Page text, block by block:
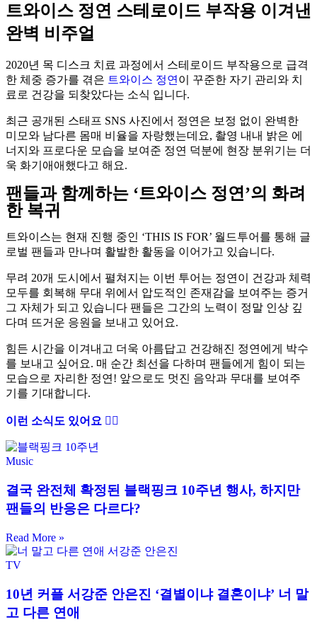
트와이스 정연 스테로이드 부작용 이겨낸
완벽 비주얼
2020년 목 디스크 치료 과정에서 스테로이드 부작용으로 급격
한 체중 증가를 겪은 트와이스 정연이 꾸준한 자기 관리와 치
료로 건강을 되찾았다는 소식 입니다.
최근 공개된 스태프 SNS 사진에서 정연은 보정 없이 완벽한
미모와 남다른 몸매 비율을 자랑했는데요, 촬영 내내 밝은 에
너지와 프로다운 모습을 보여준 정연 덕분에 현장 분위기는 더
욱 화기애애했다고 해요.
팬들과 함께하는 ‘트와이스 정연’의 화려
한 복귀
트와이스는 현재 진행 중인 ‘THIS IS FOR’ 월드투어를 통해 글
로벌 팬들과 만나며 활발한 활동을 이어가고 있습니다.
무려 20개 도시에서 펼쳐지는 이번 투어는 정연이 건강과 체력
모두를 회복해 무대 위에서 압도적인 존재감을 보여주는 증거
그 자체가 되고 있습니다 팬들은 그간의 노력이 정말 인상 깊
다며 뜨거운 응원을 보내고 있어요.
힘든 시간을 이겨내고 더욱 아름답고 건강해진 정연에게 박수
를 보내고 싶어요. 매 순간 최선을 다하며 팬들에게 힘이 되는
모습으로 자리한 정연! 앞으로도 멋진 음악과 무대를 보여주
기를 기대합니다.
이런 소식도 있어요 ✍🏻
Music
결국 완전체 확정된 블랙핑크 10주년 행사, 하지만
팬들의 반응은 다르다?
Read More »
TV
10년 커플 서강준 안은진 ‘결별이냐 결혼이냐’ 너 말
고 다른 연애